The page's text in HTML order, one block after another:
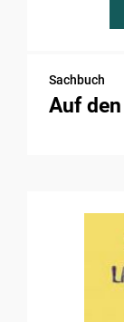
Sachbuch
Auf